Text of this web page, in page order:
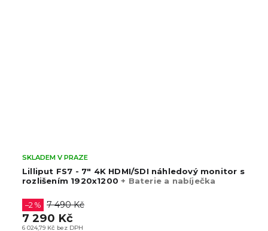
Lilliput FS7 - 7" 4K HDMI/SDI náhledový monitor s
rozlišením 1920x1200+ Baterie a nabíječka
SKLADEM V PRAZE
6 024,79 Kč bez DPH
–2 % 7 490 Kč
7 290 Kč